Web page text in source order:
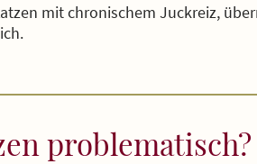
mit chronischem Juckreiz,
problematisch?